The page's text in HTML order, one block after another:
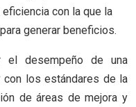
con la que la
generar beneficios.
el desempeño de una
los estándares de la
de áreas de mejora y